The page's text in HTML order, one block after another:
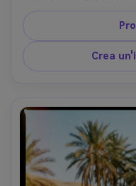
acqua calma turchese,
contrasto nitido,
composizione
Crea